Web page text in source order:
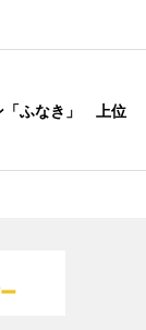
「ふなき」 上位